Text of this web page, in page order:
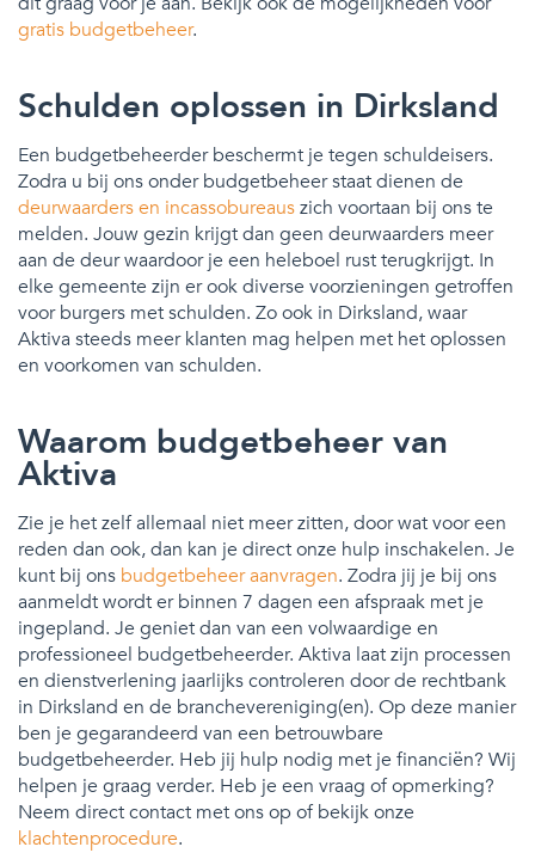
gratis budgetbeheer.
Schulden oplossen in Dirksland
Een budgetbeheerder beschermt je tegen schuldeisers.
Zodra u bij ons onder budgetbeheer staat dienen de
deurwaarders en incassobureauszich voortaan bij ons te
melden. Jouw gezin krijgt dan geen deurwaarders meer
aan de deur waardoor je een heleboel rust terugkrijgt. In
elke gemeente zijn er ook diverse voorzieningen getroffen
voor burgers met schulden. Zo ook in Dirksland, waar
Aktiva steeds meer klanten mag helpen met het oplossen
en voorkomen van schulden.
Waarom budgetbeheer van
Aktiva
Zie je het zelf allemaal niet meer zitten, door wat voor een
reden dan ook, dan kan je direct onze hulp inschakelen. Je
kunt bij ons budgetbeheer aanvragen. Zodra jij je bij ons
aanmeldt wordt er binnen 7 dagen een afspraak met je
ingepland. Je geniet dan van een volwaardige en
professioneel budgetbeheerder. Aktiva laat zijn processen
en dienstverlening jaarlijks controleren door de rechtbank
in Dirksland en de branchevereniging(en). Op deze manier
ben je gegarandeerd van een betrouwbare
budgetbeheerder. Heb jij hulp nodig met je financiën? Wij
helpen je graag verder. Heb je een vraag of opmerking?
Neem direct contact met ons op of bekijk onze
klachtenprocedure.